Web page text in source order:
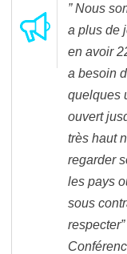
” Nous
a plus de
en avoir
a besoin
quelques
ouvert
très haut
regarder
les pays
sous
respecter”